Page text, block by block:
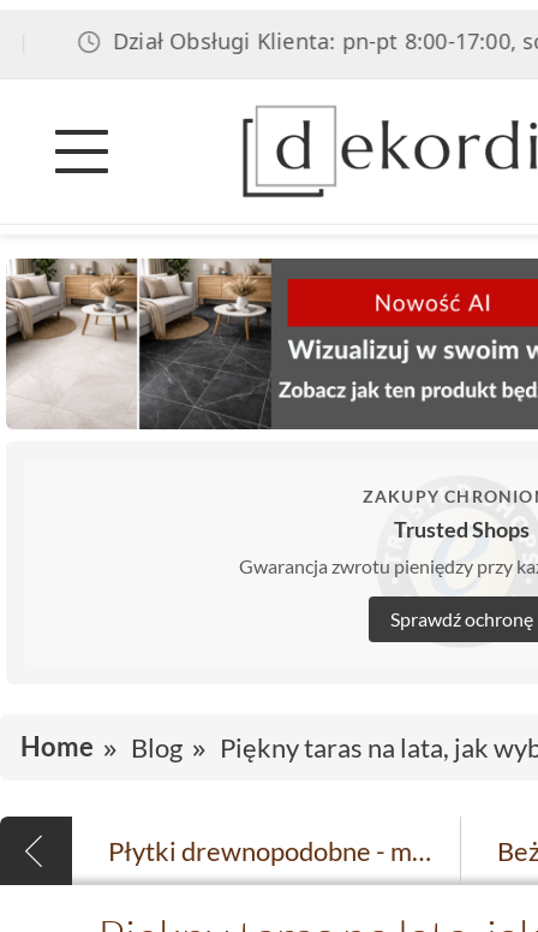
Dział Obsługi Klienta: pn-pt 8:00-17:00, sob
ZAKUPY
Trusted Shops
Gwarancja zwrotu pieniędzy przy
Sprawdź ochronę
Home Blog Piękny taras na lata, jak
Płytki drewnopodobne - modne kolory, najnowsze trendy i inspiracje do każdego wnętrza